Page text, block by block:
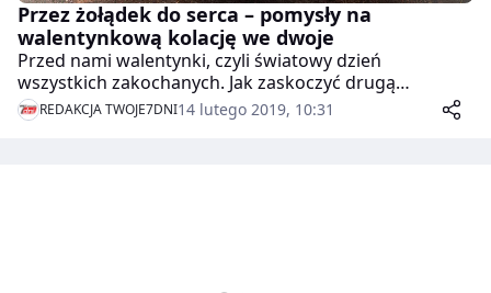
Przez żołądek do serca – pomysły na
walentynkową kolację we dwoje
Przed nami walentynki, czyli światowy dzień
wszystkich zakochanych. Jak zaskoczyć drugą
połówkę? Romantyczna kolacja we dwoje i wspólne
gotowanie to punkt obowiązkowy tego dnia. Jakie
REDAKCJA TWOJE7DNI14 lutego 2019, 10:31